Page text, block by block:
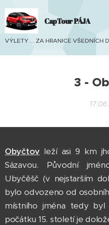
CapTour PÁJA
VÝLETY ... ZA HRANICE VŠEDNÍCH
3 -
Obyčtov leží asi 9 km
Sázavou. Původní
Ubyčěšč (v nejstarším
bylo odvozeno od
místního jména tedy byl
počátku 15. století je